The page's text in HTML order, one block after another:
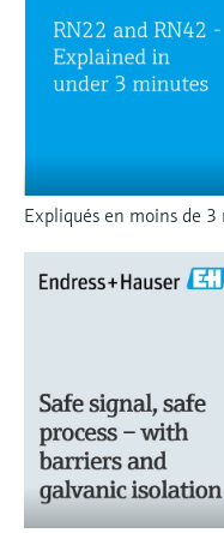
Expliqués en moins de